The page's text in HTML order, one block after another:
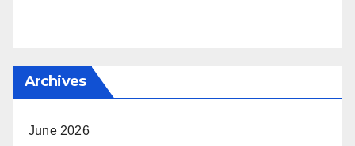
Archives
June 2026